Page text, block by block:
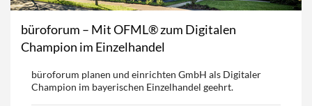
büroforum – Mit OFML® zum Digitalen
Champion im Einzelhandel
büroforum planen und einrichten GmbH als Digitaler
Champion im bayerischen Einzelhandel geehrt.